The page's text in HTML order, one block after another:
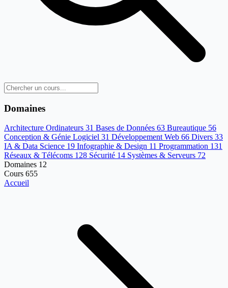
Domaines
Architecture Ordinateurs 31 Bases de Données 63 Bureautique 56
Conception & Génie Logiciel 31 Développement Web 66 Divers 33
IA & Data Science 19 Infographie & Design 11 Programmation 131
Réseaux & Télécoms 128 Sécurité 14 Systèmes & Serveurs 72
Domaines 12
Cours 655
Accueil